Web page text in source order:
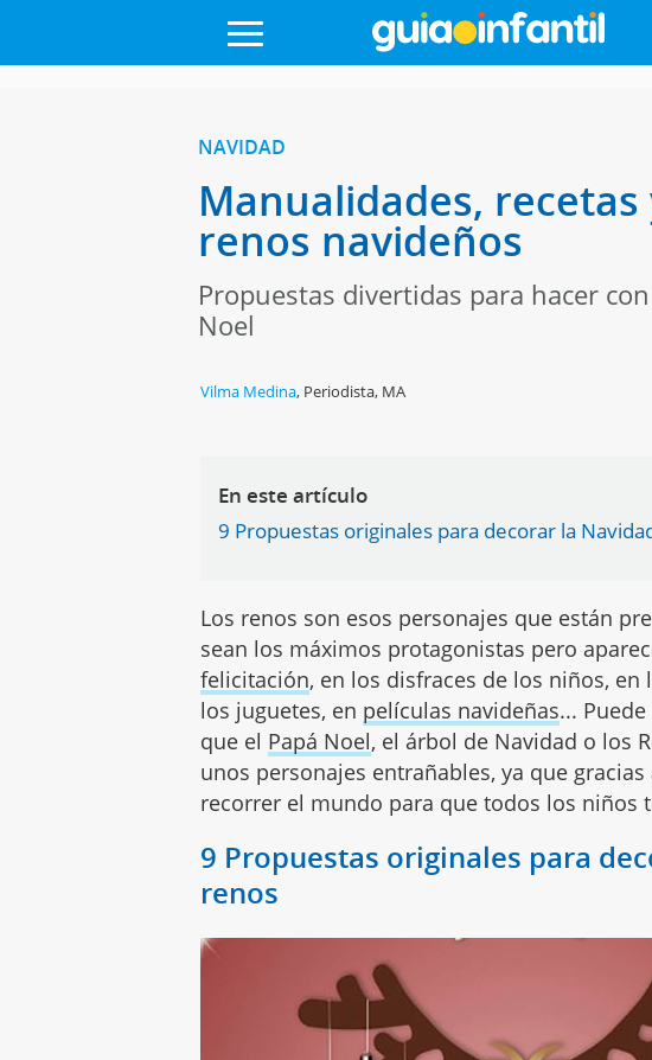
NAVIDAD
Manualidades,
renos navideños
Propuestas divertidas para hacer
Noel
Vilma Medina, Periodista, MA
En este artículo
9 Propuestas originales para decorar la
Los renos son esos personajes que están
sean los máximos protagonistas pero
felicitación, en los disfraces de los niños,
los juguetes, en películas navideñas...
que el Papá Noel, el árbol de Navidad o los
unos personajes entrañables, ya que
recorrer el mundo para que todos los niños
9 Propuestas originales para
renos